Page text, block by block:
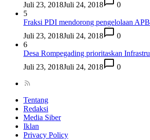
Juli 23, 2018Juli 24, 2018
0
5
Fraksi PDI mendorong pengelolaan
Juli 23, 2018Juli 24, 2018
0
6
Desa Rompegading prioritaskan
Juli 23, 2018Juli 24, 2018 0
Tentang
Redaksi
Media Siber
Iklan
Privacy Policy